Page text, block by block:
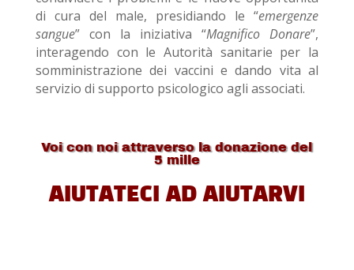
di cura del male, presidiando le “emergenze
sangue” con la iniziativa “Magnifico Donare”,
interagendo con le Autorità sanitarie per la
somministrazione dei vaccini e dando vita al
servizio di supporto psicologico agli associati.
Voi con noi attraverso la donazione del
5 mille
AIUTATECI AD AIUTARVI